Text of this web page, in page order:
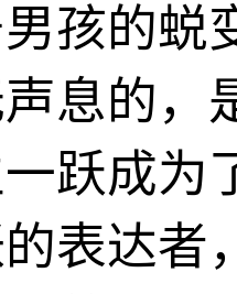
孩的
息的，
跃成为
表达者